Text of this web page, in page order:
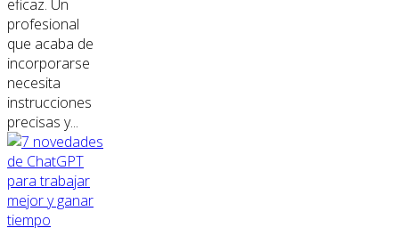
eficaz. Un
profesional
que acaba de
incorporarse
necesita
instrucciones
precisas y...